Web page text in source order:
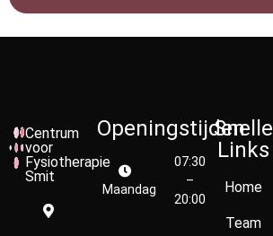
Centrum
voor
Fysiotherapie
Smit
Openingstijden
Maandag
07:30
–
20:00
Snelle
Links
Home
Team